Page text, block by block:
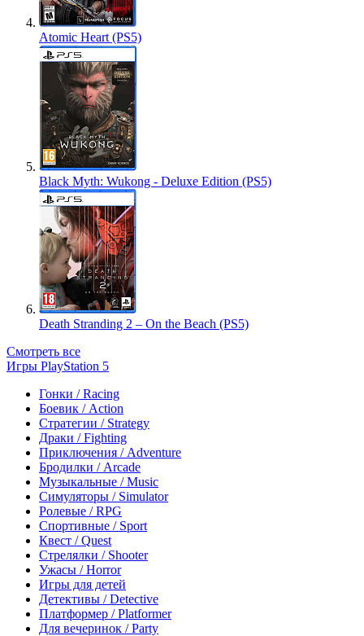
Atomic Heart (PS5)
Black Myth: Wukong - Deluxe Edition (PS5)
Death Stranding 2 – On the Beach (PS5)
Смотреть все
Игры PlayStation 5
Гонки / Racing
Боевик / Action
Стратегии / Strategy
Драки / Fighting
Приключения / Adventure
Бродилки / Arcade
Музыкальные / Music
Симуляторы / Simulator
Ролевые / RPG
Спортивные / Sport
Квест / Quest
Стрелялки / Shooter
Ужасы / Horror
Игры для детей
Детективы / Detective
Платформер / Platformer
Для вечеринок / Party